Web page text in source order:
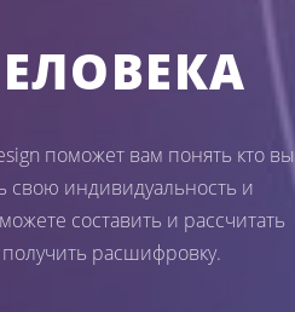
поможет вам понять кто вы
свою индивидуальность и
составить и рассчитать
расшифровку.